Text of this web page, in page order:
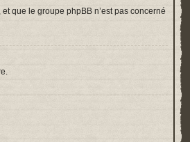
que le groupe phpBB n’est pas concerné